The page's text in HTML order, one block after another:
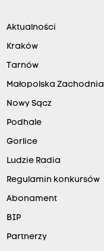
Aktualności
Kraków
Tarnów
Małopolska Zachodnia
Nowy Sącz
Podhale
Gorlice
Ludzie Radia
Regulamin konkursów
Abonament
BIP
Partnerzy